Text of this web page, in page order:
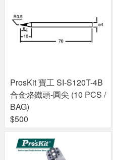
ProsKit 寶工 SI-S120T-4B
合金烙鐵頭-圓尖 (10 PCS /
BAG)
$500